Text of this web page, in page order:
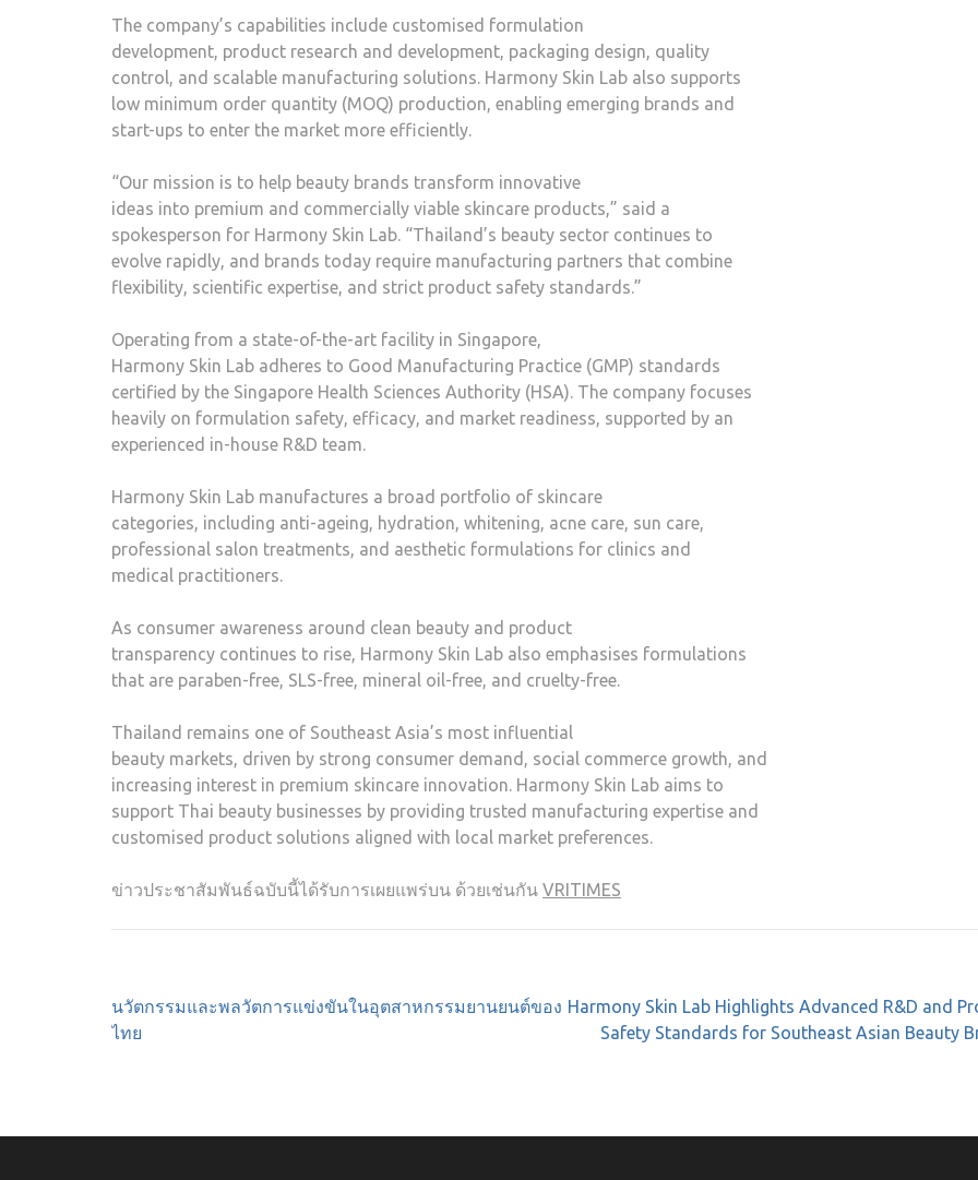
The company’s capabilities include customised formulation
development, product research and development, packaging design, quality
control, and scalable manufacturing solutions. Harmony Skin Lab also supports
low minimum order quantity (MOQ) production, enabling emerging brands and
start-ups to enter the market more efficiently.
“Our mission is to help beauty brands transform innovative
ideas into premium and commercially viable skincare products,” said a
spokesperson for Harmony Skin Lab. “Thailand’s beauty sector continues to
evolve rapidly, and brands today require manufacturing partners that combine
flexibility, scientific expertise, and strict product safety standards.”
Operating from a state-of-the-art facility in Singapore,
Harmony Skin Lab adheres to Good Manufacturing Practice (GMP) standards
certified by the Singapore Health Sciences Authority (HSA). The company focuses
heavily on formulation safety, efficacy, and market readiness, supported by an
experienced in-house R&D team.
Harmony Skin Lab manufactures a broad portfolio of skincare
categories, including anti-ageing, hydration, whitening, acne care, sun care,
professional salon treatments, and aesthetic formulations for clinics and
medical practitioners.
As consumer awareness around clean beauty and product
transparency continues to rise, Harmony Skin Lab also emphasises formulations
that are paraben-free, SLS-free, mineral oil-free, and cruelty-free.
Thailand remains one of Southeast Asia’s most influential
beauty markets, driven by strong consumer demand, social commerce growth, and
increasing interest in premium skincare innovation. Harmony Skin Lab aims to
support Thai beauty businesses by providing trusted manufacturing expertise and
customised product solutions aligned with local market preferences.
ข่าวประชาสัมพันธ์ฉบับนี้ได้รับการเผยแพร่บน ด้วยเช่นกัน VRITIMES
Post
navigation
นวัตกรรมและพลวัตการแข่งขันในอุตสาหกรรมยานยนต์ของ
ไทย
Harmony Skin Lab Highlights Advanced R&D and
Safety Standards for Southeast Asian Beauty